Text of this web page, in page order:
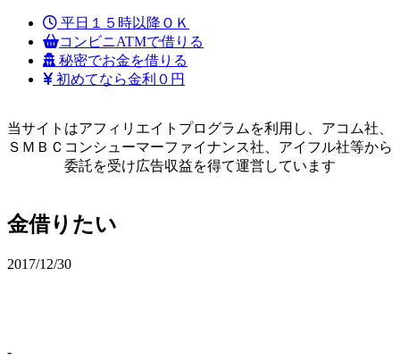
平日１５時以降ＯＫ
コンビニATMで借りる
秘密でお金を借りる
初めてなら金利０円
当サイトはアフィリエイトプログラムを利用し、アコム社、
ＳＭＢＣコンシューマーファイナンス社、アイフル社等から
委託を受け広告収益を得て運営しています
金借りたい
2017/12/30
-